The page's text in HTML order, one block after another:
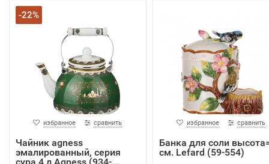
-22%
избранное сравнить
Чайник agness
эмалированный, серия
избранное сравнить
Банка для соли
см. Lefard (59-554)